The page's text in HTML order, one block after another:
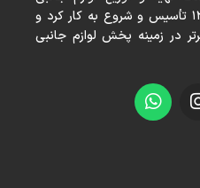
كامپيوتر و موبايل در سال ١٣٨٢ تأسيس و شروع به كار كرد و
در زمينه پخش لوازم جانبی